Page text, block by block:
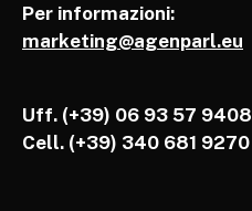
Per informazioni:
marketing@agenparl.eu
Uff. (+39) 06 93 57 9408
Cell. (+39) 340 681 9270